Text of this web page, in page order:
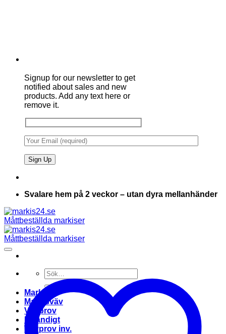
Signup for our newsletter to get
notified about sales and new
products. Add any text here or
remove it.
Svalare hem på 2 veckor – utan dyra mellanhänder
Sök
efter:
Markis
Markisväv
Vävprov
Invändigt
Vävprov inv.